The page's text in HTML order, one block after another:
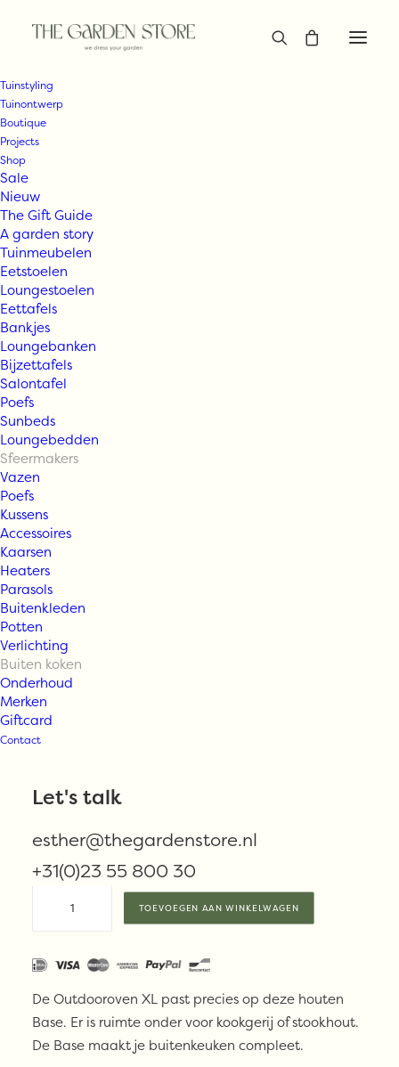
Tuinstyling
Tuinontwerp
Boutique
Projects
Shop
Sale
Nieuw
The Gift Guide
A garden story
Tuinmeubelen
Eetstoelen
Loungestoelen
Eettafels
Bankjes
Loungebanken
Bijzettafels
Salontafel
Poefs
Sunbeds
Loungebedden
Sfeermakers
Vazen
Poefs
Kussens
Accessoires
Kaarsen
Heaters
Parasols
Buitenkleden
Potten
Verlichting
Buiten koken
Onderhoud
Merken
Giftcard
Contact
Let's talk
esther@thegardenstore.nl
+31(0)23 55 800 30
Weltevree
outdooroven XL
base
€595,00
Beschikbaar via nabestelling
outdooroven
base
TOEVOEGEN AAN WINKELWAGEN
De Outdooroven XL past precies op deze houten
Base. Er is ruimte onder voor kookgerij of stookhout.
De Base maakt je buitenkeuken compleet.